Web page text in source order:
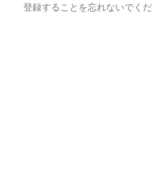
登録することを忘れないでくだ